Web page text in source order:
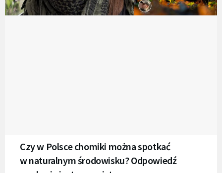
Czy w Polsce chomiki można spotkać
w naturalnym środowisku? Odpowiedź